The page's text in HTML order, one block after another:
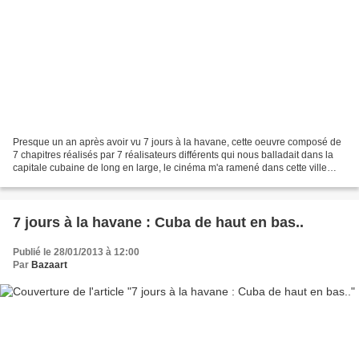
Presque un an après avoir vu 7 jours à la havane, cette oeuvre composé de
7 chapitres réalisés par 7 réalisateurs différents qui nous balladait dans la
capitale cubaine de long en large, le cinéma m'a ramené dans cette ville
7 jours à la havane : Cuba de haut en bas..
Publié le 28/01/2013 à 12:00
Par Bazaart